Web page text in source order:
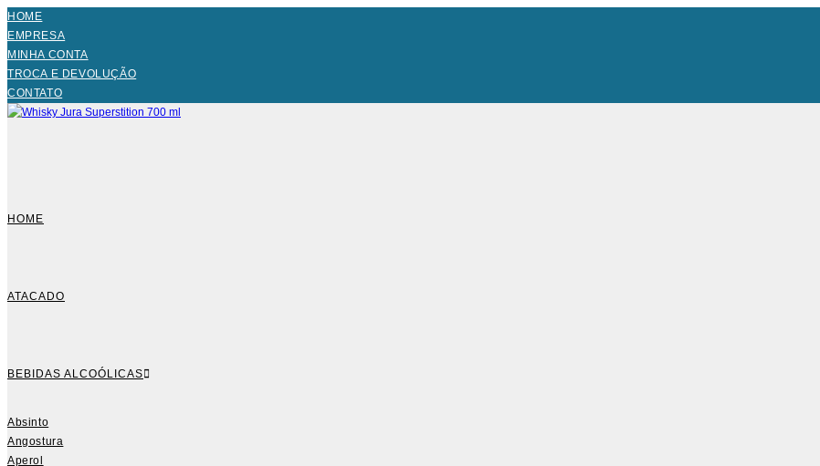
HOME
EMPRESA
MINHA CONTA
TROCA E DEVOLUÇÃO
CONTATO
HOME
ATACADO
BEBIDAS ALCOÓLICAS
Absinto
Angostura
Aperol